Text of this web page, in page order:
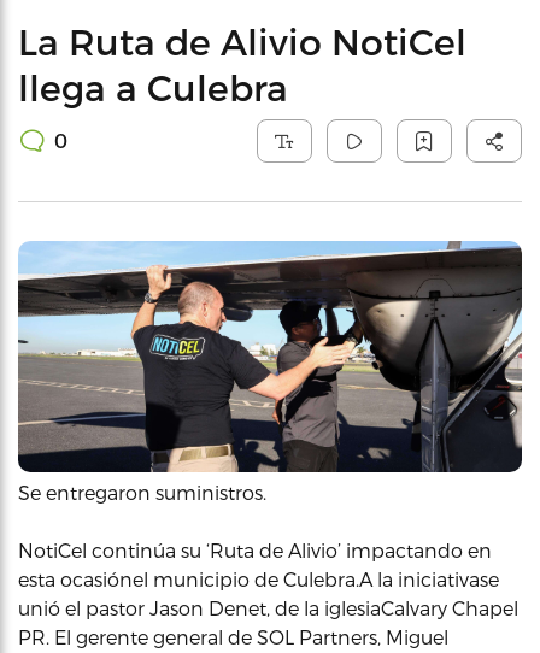
La Ruta de Alivio NotiCel
llega a Culebra
0
Se entregaron suministros.
NotiCel continúa su ‘Ruta de Alivio’ impactando en
esta ocasiónel municipio de Culebra.A la iniciativase
unió el pastor Jason Denet, de la iglesiaCalvary Chapel
PR. El gerente general de SOL Partners, Miguel